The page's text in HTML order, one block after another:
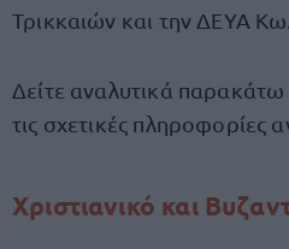
Τρικκαιών και την ΔΕΥΑ Κω.
Δείτε αναλυτικά παρακάτω
τις σχετικές πληροφορίες
Χριστιανικό και